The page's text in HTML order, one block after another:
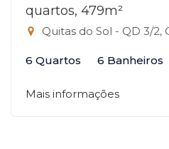
quartos, 479m²
Quitas do Sol - QD 3/2, Conjunto
6 Quartos 6 Banheiros
Mais informações